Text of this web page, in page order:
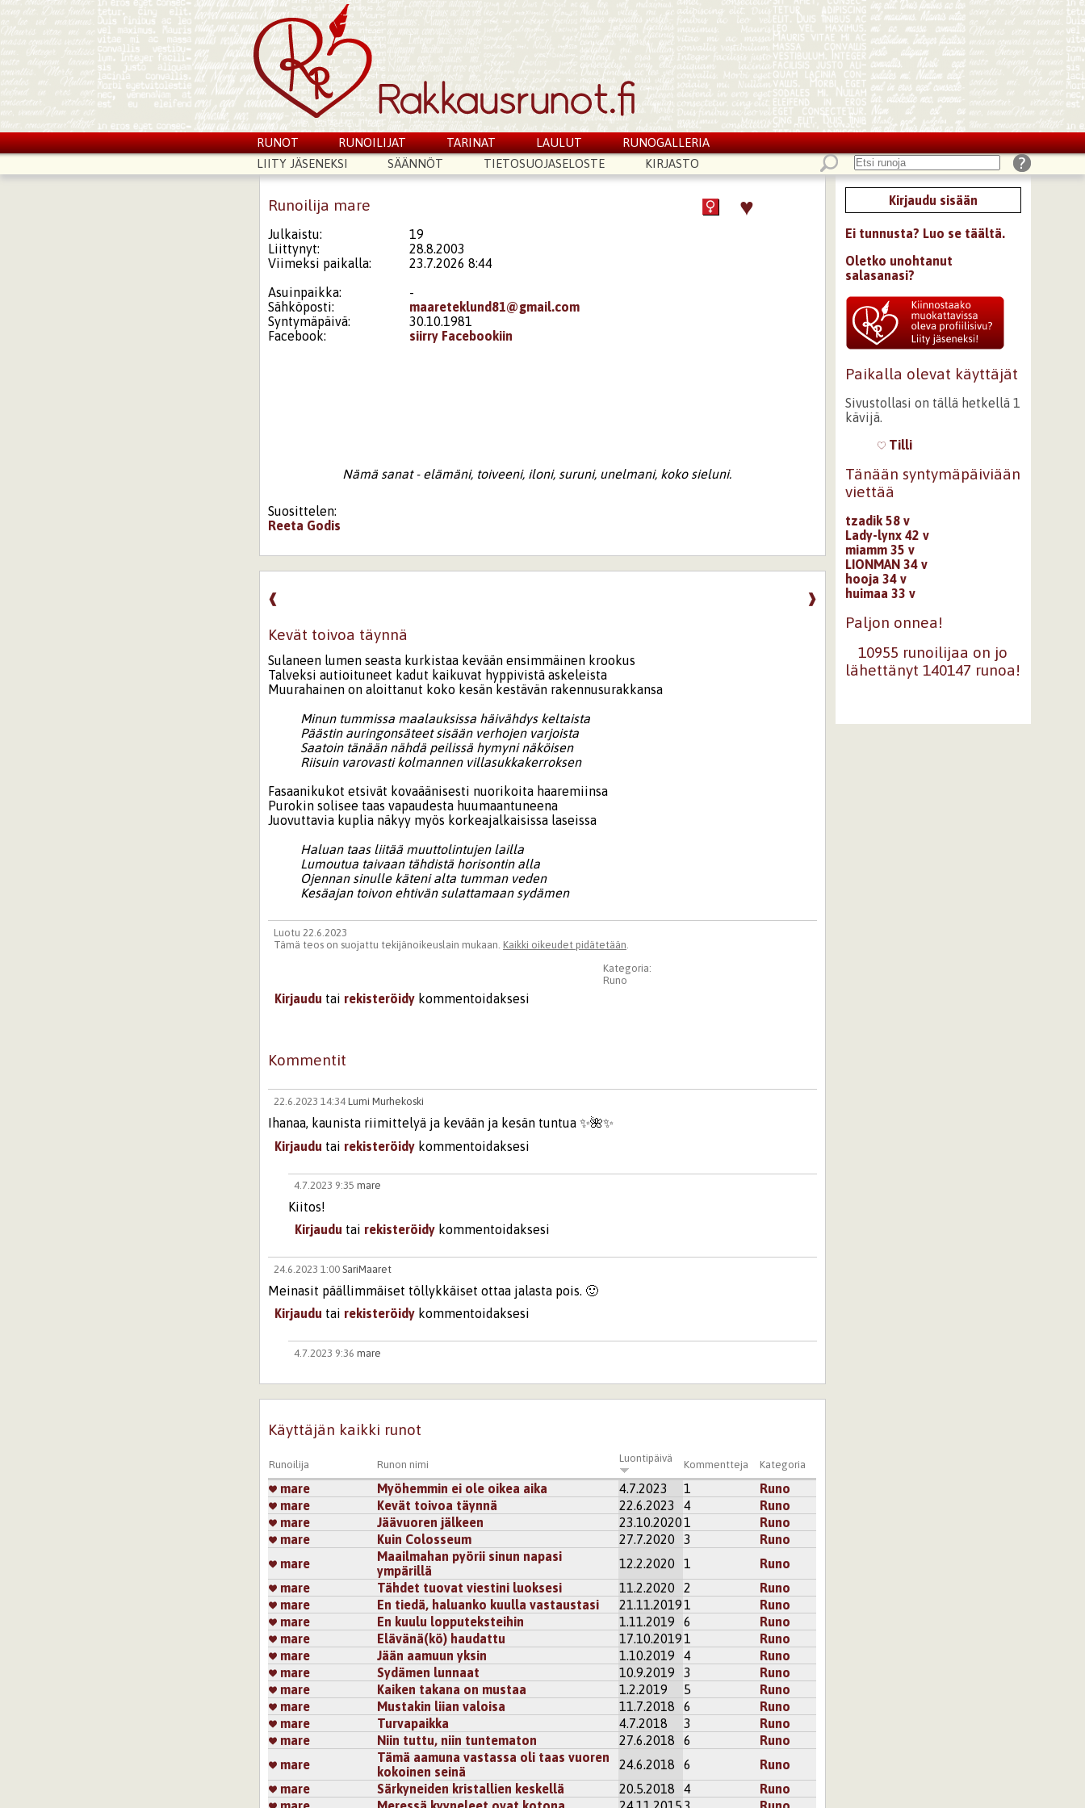
RUNOT RUNOILIJAT TARINAT LAULUT
RUNOGALLERIA
LIITY JÄSENEKSI
SÄÄNNÖT TIETOSUOJASELOSTE KIRJASTO
Runoilija mare ♥
Julkaistu:
19
Liittynyt:
28.8.2003
Viimeksi paikalla:
23.7.2026 8:44
Asuinpaikka:
-
Sähköposti:
maareteklund81@gmail.com
Syntymäpäivä:
30.10.1981
Facebook:
siirry Facebookiin
Nämä sanat - elämäni, toiveeni, iloni, suruni, unelmani, koko sieluni.
Suosittelen:
Reeta Godis
❱
❰
Kevät toivoa täynnä
Sulaneen lumen seasta kurkistaa kevään ensimmäinen krookus
Talveksi autioituneet kadut kaikuvat hyppivistä askeleista
Muurahainen on aloittanut koko kesän kestävän rakennusurakkansa
Minun tummissa maalauksissa häivähdys keltaista
Päästin auringonsäteet sisään verhojen varjoista
Saatoin tänään nähdä peilissä hymyni näköisen
Riisuin varovasti kolmannen villasukkakerroksen
Fasaanikukot etsivät kovaäänisesti nuorikoita haaremiinsa
Purokin solisee taas vapaudesta huumaantuneena
Juovuttavia kuplia näkyy myös korkeajalkaisissa laseissa
Haluan taas liitää muuttolintujen lailla
Lumoutua taivaan tähdistä horisontin alla
Ojennan sinulle käteni alta tumman veden
Kesäajan toivon ehtivän sulattamaan sydämen
Luotu 22.6.2023
Tämä teos on suojattu tekijänoikeuslain mukaan. Kaikki oikeudet pidätetään.
Kategoria:
Runo
Kirjaudu tai rekisteröidy kommentoidaksesi
Kommentit
22.6.2023 14:34 Lumi Murhekoski
Ihanaa, kaunista riimittelyä ja kevään ja kesän tuntua ✨🌺✨
Kirjaudu tai rekisteröidy kommentoidaksesi
4.7.2023 9:35 mare
Kiitos!
Kirjaudu tai rekisteröidy kommentoidaksesi
24.6.2023 1:00 SariMaaret
Meinasit päällimmäiset töllykkäiset ottaa jalasta pois. 🙂
Kirjaudu tai rekisteröidy kommentoidaksesi
4.7.2023 9:36 mare
Kirjaudutairekisteröidykommentoidaksesi
Käyttäjän kaikki runot
Runoilija Runon nimi
Luontipäivä
Kommentteja Kategoria
mare Myöhemmin ei ole oikea aika 4.7.2023 1
Runo
mare
Kevät toivoa täynnä 22.6.2023 4
Runo
mare
Jäävuoren jälkeen 23.10.20201
Runo
mare
Kuin Colosseum 27.7.2020 3
Runo
mare
Maailmahan pyörii sinun napasi
ympärillä
12.2.2020 1
Runo
mare
Tähdet tuovat viestini luoksesi 11.2.2020 2
Runo
mare
En tiedä, haluanko kuulla vastaustasi 21.11.20191
Runo
mare
En kuulu lopputeksteihin 1.11.2019 6
Runo
mare
Elävänä(kö) haudattu 17.10.20191
Runo
mare
Jään aamuun yksin 1.10.2019 4
Runo
mare
Sydämen lunnaat 10.9.2019 3
Runo
mare
Kaiken takana on mustaa 1.2.2019 5
Runo
mare
Mustakin liian valoisa 11.7.2018 6
Runo
mare
Turvapaikka 4.7.2018 3
Runo
mare
Niin tuttu, niin tuntematon 27.6.2018 6
Runo
mare
Tämä aamuna vastassa oli taas vuoren
kokoinen seinä
24.6.2018 6
Runo
mare
Särkyneiden kristallien keskellä 20.5.2018 4
Runo
Kirjaudu sisään
Ei tunnusta? Luo se täältä.
Oletko unohtanut
salasanasi?
Paikalla olevat käyttäjät
Sivustollasi on tällä hetkellä 1
kävijä.
Tilli
Tänään syntymäpäiviään
viettää
tzadik 58 v
Lady-lynx 42 v
miamm 35 v
LIONMAN 34 v
hooja 34 v
huimaa 33 v
Paljon onnea!
10955 runoilijaa on jo
lähettänyt 140147 runoa!